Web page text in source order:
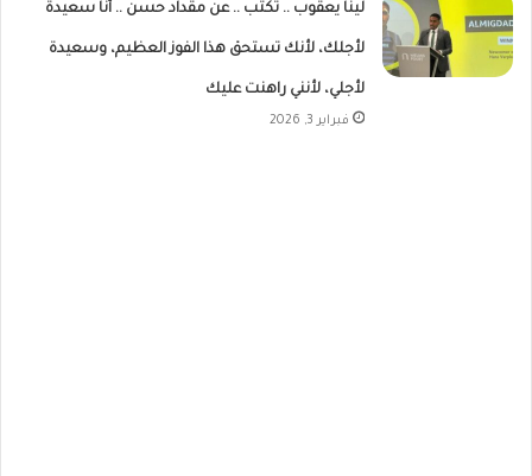
لينا يعقوب .. تكتب .. عن مقداد حسن .. أنا سعيدة
لأجلك، لأنك تستحق هذا الفوز العظيم، وسعيدة
لأجلي، لأنني راهنت عليك
فبراير 3, 2026